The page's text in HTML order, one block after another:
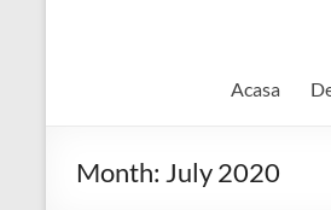
Acasa
Month: July 2020